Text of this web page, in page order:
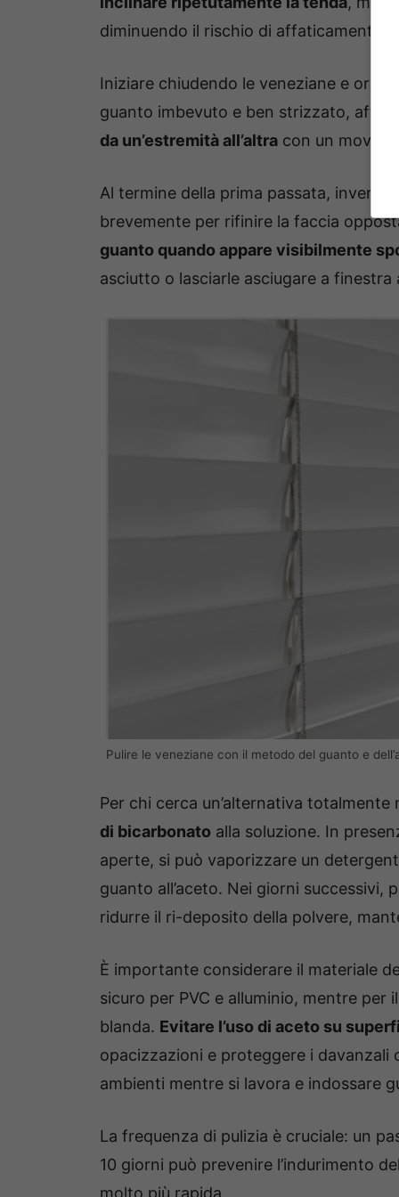
diminuendo il rischio di affaticamento
Iniziare chiudendo le veneziane e
guanto imbevuto e ben strizzato,
da un’estremità all’altra con un
Al termine della prima passata, invertire
brevemente per rifinire la faccia
guanto quando appare visibilmente
asciutto o lasciarle asciugare a finestra
Pulire le veneziane con il metodo del guanto e
Per chi cerca un’alternativa
di bicarbonato alla soluzione. In
aperte, si può vaporizzare un
guanto all’aceto. Nei giorni
ridurre il ri-deposito della polvere,
È importante considerare il materiale
sicuro per PVC e alluminio, mentre per
blanda. Evitare l’uso di aceto su
opacizzazioni e proteggere i davanzali
ambienti mentre si lavora e indossare
La frequenza di pulizia è cruciale: un
10 giorni può prevenire l’indurimento
molto più rapida.